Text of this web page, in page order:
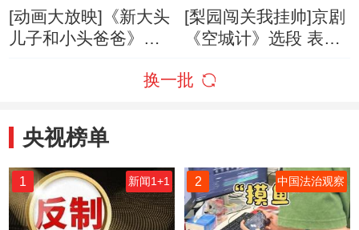
[动画大放映]《新大头
儿子和小头爸爸》
零花钱/你好，鼹鼠先
[梨园闯关我挂帅]京剧
《空城计》选段 表
换一批
央视榜单
1 新闻1+1 2 中国法治观察